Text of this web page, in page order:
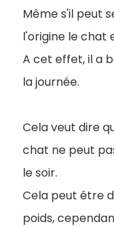
Même s'il peut
l'origine le chat
A cet effet, il a
la journée.
Cela veut dire
chat ne peut
le soir.
Cela peut être
poids,